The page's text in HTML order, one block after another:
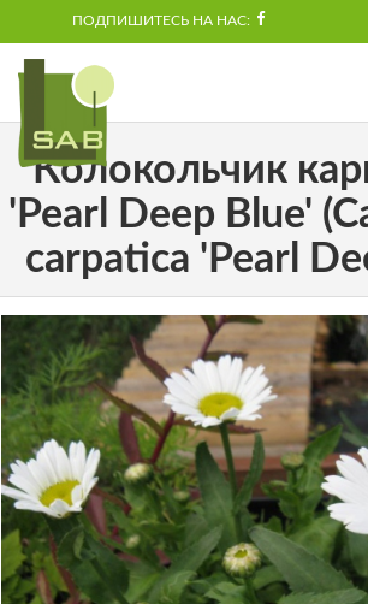
ПОДПИШИТЕСЬ НА НАС:
Колокольчик
'Pearl Deep Blue'
carpatica 'Pearl